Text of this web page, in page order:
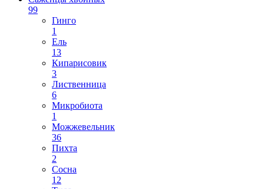
99
Гинго
1
Ель
13
Кипарисовик
3
Лиственница
6
Микробиота
1
Можжевельник
36
Пихта
2
Сосна
12